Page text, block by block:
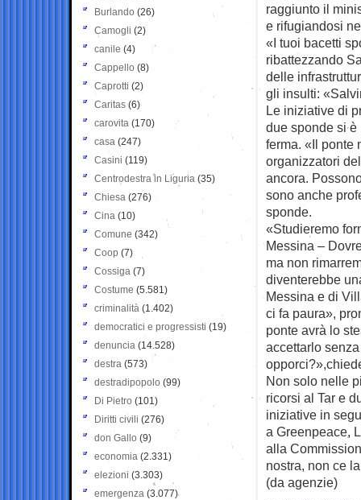
raggiunto il
e rifugiandosi
«I tuoi bacetti
ribattezzando
delle
gli insulti:
Le iniziative di
due sponde si è
ferma. «Il ponte
organizzatori
ancora.
sono anche
sponde.
«Studieremo
Messina –
ma non
diventerebbe
Messina e di
ci fa paura»,
ponte avrà lo
accettarlo senza
Non solo nelle
ricorsi al Tar e
iniziative in
a Greenpeace,
alla
nostra, non ce
(da agenzie)
Burlando (26)
Camogli (2)
canile (4)
Cappello (8)
Caprotti (2)
Caritas (6)
carovita (170)
casa (247)
Casini (119)
Centrodestra in Liguria (35)
Chiesa (276)
Cina (10)
Comune (342)
Coop (7)
Cossiga (7)
Costume (5.581)
criminalità (1.402)
democratici e progressisti (19)
denuncia (14.528)
destra (573)
destradipopolo (99)
Di Pietro (101)
Diritti civili (276)
don Gallo (9)
economia (2.331)
elezioni (3.303)
emergenza (3.077)